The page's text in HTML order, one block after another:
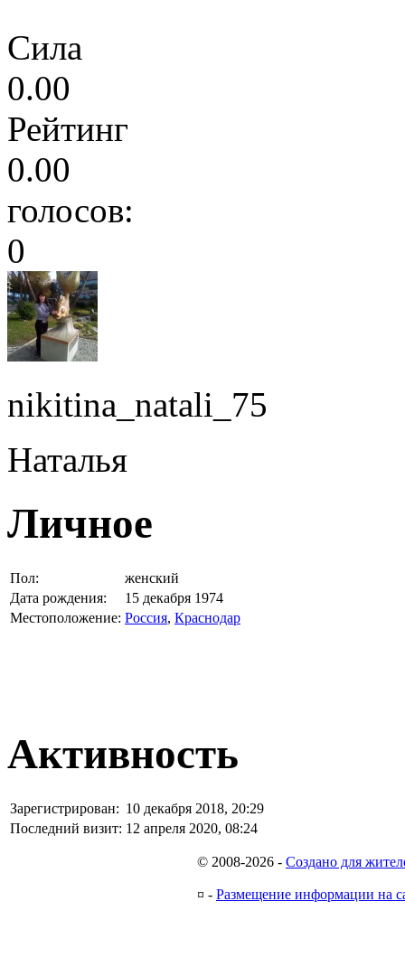
Сила
0.00
Рейтинг
0.00
голосов:
0
nikitina_natali_75
Наталья
Личное
Пол:
женский
Дата рождения:
15 декабря 1974
Местоположение: Россия, Краснодар
Активность
Зарегистрирован: 10 декабря 2018, 20:29
Последний визит: 12 апреля 2020, 08:24
© 2008-2026 - Создано для
¤ - Размещение информации на